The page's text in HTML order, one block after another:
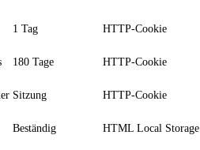
1 Tag HTTP-Cookie
180 Tage HTTP-Cookie
Sitzung HTTP-Cookie
Beständig HTML Local Storage